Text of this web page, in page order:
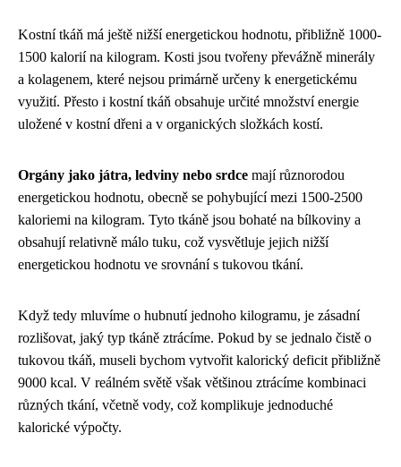
Kostní tkáň má ještě nižší energetickou hodnotu, přibližně 1000-
1500 kalorií na kilogram. Kosti jsou tvořeny převážně minerály
a kolagenem, které nejsou primárně určeny k energetickému
využití. Přesto i kostní tkáň obsahuje určité množství energie
uložené v kostní dřeni a v organických složkách kostí.
Orgány jako játra, ledviny nebo srdce mají různorodou
energetickou hodnotu, obecně se pohybující mezi 1500-2500
kaloriemi na kilogram. Tyto tkáně jsou bohaté na bílkoviny a
obsahují relativně málo tuku, což vysvětluje jejich nižší
energetickou hodnotu ve srovnání s tukovou tkání.
Když tedy mluvíme o hubnutí jednoho kilogramu, je zásadní
rozlišovat, jaký typ tkáně ztrácíme. Pokud by se jednalo čistě o
tukovou tkáň, museli bychom vytvořit kalorický deficit přibližně
9000 kcal. V reálném světě však většinou ztrácíme kombinaci
různých tkání, včetně vody, což komplikuje jednoduché
kalorické výpočty.